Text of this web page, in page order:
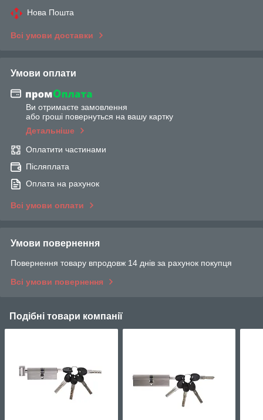
Нова Пошта
Всі умови доставки
Умови оплати
Ви отримаєте замовлення
або гроші повернуться на вашу картку
Детальніше
Оплатити частинами
Післяплата
Оплата на рахунок
Всі умови оплати
Умови повернення
Повернення товару впродовж 14 днів за рахунок покупця
Всі умови повернення
Подібні товари компанії